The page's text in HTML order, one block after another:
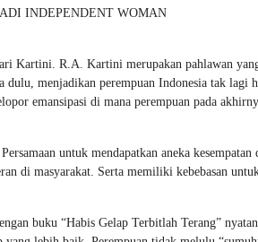
INDEPENDENT WOMAN
Kartini. R.A. Kartini merupakan pahlawan
dulu, menjadikan perempuan Indonesia tak lagi
emansipasi di mana perempuan pada
untuk mendapatkan aneka
di masyarakat. Serta memiliki kebebasan
buku “Habis Gelap Terbitlah Terang”